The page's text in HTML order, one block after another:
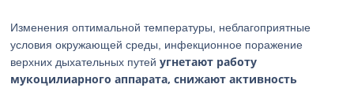
Изменения оптимальной температуры, неблагоприятные
условия окружающей среды, инфекционное поражение
верхних дыхательных путейугнетают работу
мукоцилиарного аппарата, снижают активность